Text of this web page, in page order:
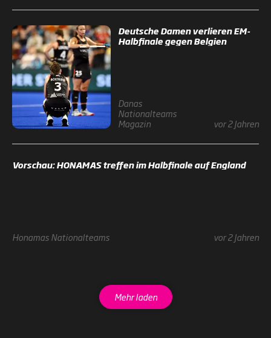
Deutsche Damen verlieren EM-
Halbfinale gegen Belgien
Danas
Nationalteams
Magazin
vor 2 Jahren
Vorschau: HONAMAS treffen im Halbfinale auf England
HonamasNationalteams vor 2 Jahren
Mehr laden